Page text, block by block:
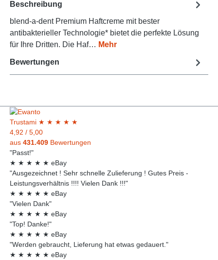
Beschreibung
blend-a-dent Premium Haftcreme mit bester
antibakterieller Technologie* bietet die perfekte Lösung
für Ihre Dritten. Die Haf… Mehr
Bewertungen
Trustami ★ ★ ★ ★ ★
4,92 / 5,00
aus 431.409 Bewertungen
"Passt!"
★ ★ ★ ★ ★ eBay
"Ausgezeichnet ! Sehr schnelle Zulieferung ! Gutes Preis -
Leistungsverhältnis !!!! Vielen Dank !!!"
★ ★ ★ ★ ★ eBay
"Vielen Dank"
★ ★ ★ ★ ★ eBay
"Top! Danke!"
★ ★ ★ ★ ★ eBay
"Werden gebraucht, Lieferung hat etwas gedauert."
★ ★ ★ ★ ★ eBay